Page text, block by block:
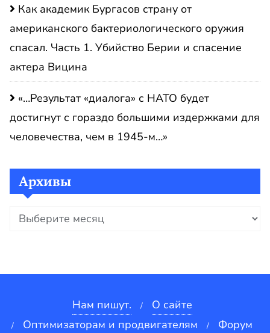
Как академик Бургасов страну от
американского бактериологического оружия
спасал. Часть 1. Убийство Берии и спасение
актера Вицина
«…Результат «диалога» с НАТО будет
достигнут с гораздо большими издержками для
человечества, чем в 1945-м…»
Архивы
Архивы
Нам пишут.
О сайте
Оптимизаторам и продвигателям
Форум